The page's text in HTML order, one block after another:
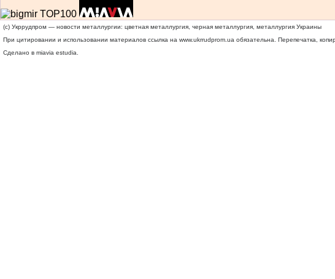
(c) Укррудпром — новости металлургии: цветная металлургия, черная металлургия, металлургия Украины
При цитировании и использовании материалов ссылка на www.ukrrudprom.ua обязательна. Перепечатка,
Сделано в miavia estudia.